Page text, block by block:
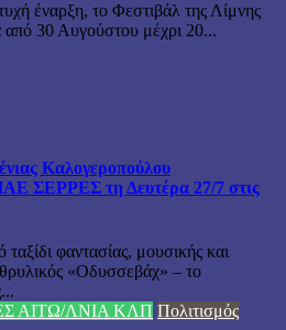
έναρξη, το Φεστιβάλ της Λίμνης
από 30 Αυγούστου μέχρι 20...
Καλογεροπούλου
ΣΕΡΡΕΣ τη Δευτέρα 27/7 στις
φαντασίας, μουσικής και
θρυλικός «Οδυσσεβάχ» – το
ΑΙΤΩ/ΛΝΙΑ ΚΛΠ Πολιτισμός